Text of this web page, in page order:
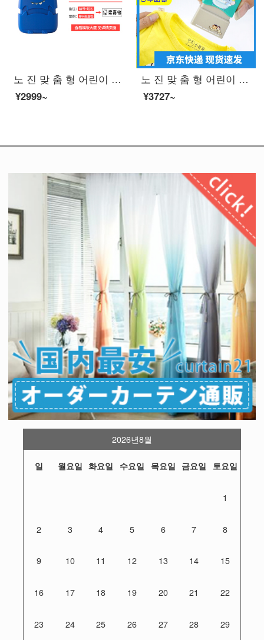
노 진 맞 춤 형 어린이 도장 유치원 아기 개학 옷 교복 방수 세탁 이름 붙 임 이름 도장 퇴색 하지 않 는 파란색 꼬마 몬스터
¥2999~
노 진 맞 춤 형 어린이 옷 도장 광 민 옷 도장 떨 음 같은 유치원 이름 붙 인 방수 세탁 물 빠짐 없 는 라 임 + 포장 박스
¥3727~
2026년8월
일 월요일 화요일 수요일 목요일 금요일 토요일
1
2 3 4 5 6 7 8
9 10 11 12 13 14 15
16 17 18 19 20 21 22
23 24 25 26 27 28 29